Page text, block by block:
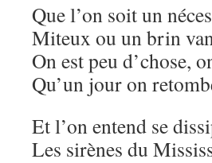
Que l’on soit un
Miteux ou un brin
On est peu d’chose,
Qu’un jour on
Et l’on entend se
Les sirènes du